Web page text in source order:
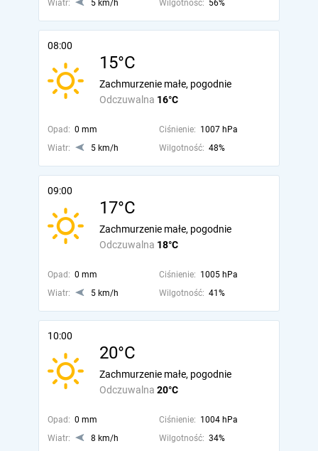
Wiatr: 5 km/h Wilgotność: 56%
08:00
15°C
Odczuwalna 16°C
Zachmurzenie małe, pogodnie
Opad: 0 mm Ciśnienie: 1007 hPa
Wiatr:
5 km/h Wilgotność: 48%
09:00
17°C
Odczuwalna 18°C
Zachmurzenie małe, pogodnie
Opad: 0 mm Ciśnienie: 1005 hPa
Wiatr:
5 km/h Wilgotność: 41%
10:00
20°C
Odczuwalna 20°C
Zachmurzenie małe, pogodnie
Opad: 0 mm Ciśnienie: 1004 hPa
Wiatr:
8 km/h Wilgotność: 34%